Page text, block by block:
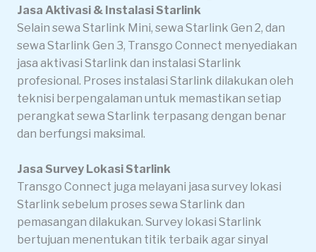
Jasa Aktivasi & Instalasi Starlink
Selain sewa Starlink Mini, sewa Starlink Gen 2, dan
sewa Starlink Gen 3, Transgo Connect menyediakan
jasa aktivasi Starlink dan instalasi Starlink
profesional. Proses instalasi Starlink dilakukan oleh
teknisi berpengalaman untuk memastikan setiap
perangkat sewa Starlink terpasang dengan benar
dan berfungsi maksimal.
Jasa Survey Lokasi Starlink
Transgo Connect juga melayani jasa survey lokasi
Starlink sebelum proses sewa Starlink dan
pemasangan dilakukan. Survey lokasi Starlink
bertujuan menentukan titik terbaik agar sinyal